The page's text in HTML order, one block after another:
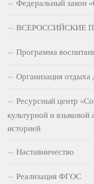
Федеральный закон
ВСЕРОССИЙСКИЕ
Программа
Организация отдыха
Ресурсный центр
культурной и
историей
Наставничество
Реализация ФГОС